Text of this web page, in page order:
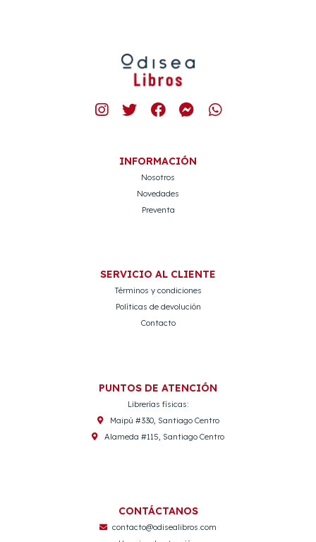
INFORMACIÓN
Nosotros
Novedades
Preventa
SERVICIO AL CLIENTE
Términos y condiciones
Políticas de devolución
Contacto
PUNTOS DE ATENCIÓN
Librerías físicas:
Maipú #330, Santiago Centro
Alameda #115, Santiago Centro
CONTÁCTANOS
contacto@odisealibros.com